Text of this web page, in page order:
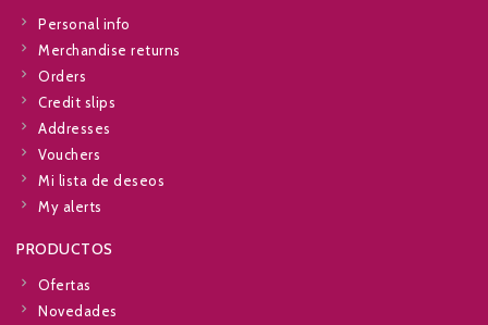
Personal info
Merchandise returns
Orders
Credit slips
Addresses
Vouchers
Mi lista de deseos
My alerts
PRODUCTOS
Ofertas
Novedades